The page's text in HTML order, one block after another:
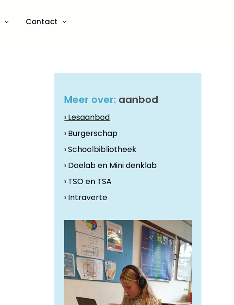
Contact
Meer over: aanbod
› Lesaanbod
› Burgerschap
› Schoolbibliotheek
› Doelab en Mini denklab
› TSO en TSA
› Intraverte